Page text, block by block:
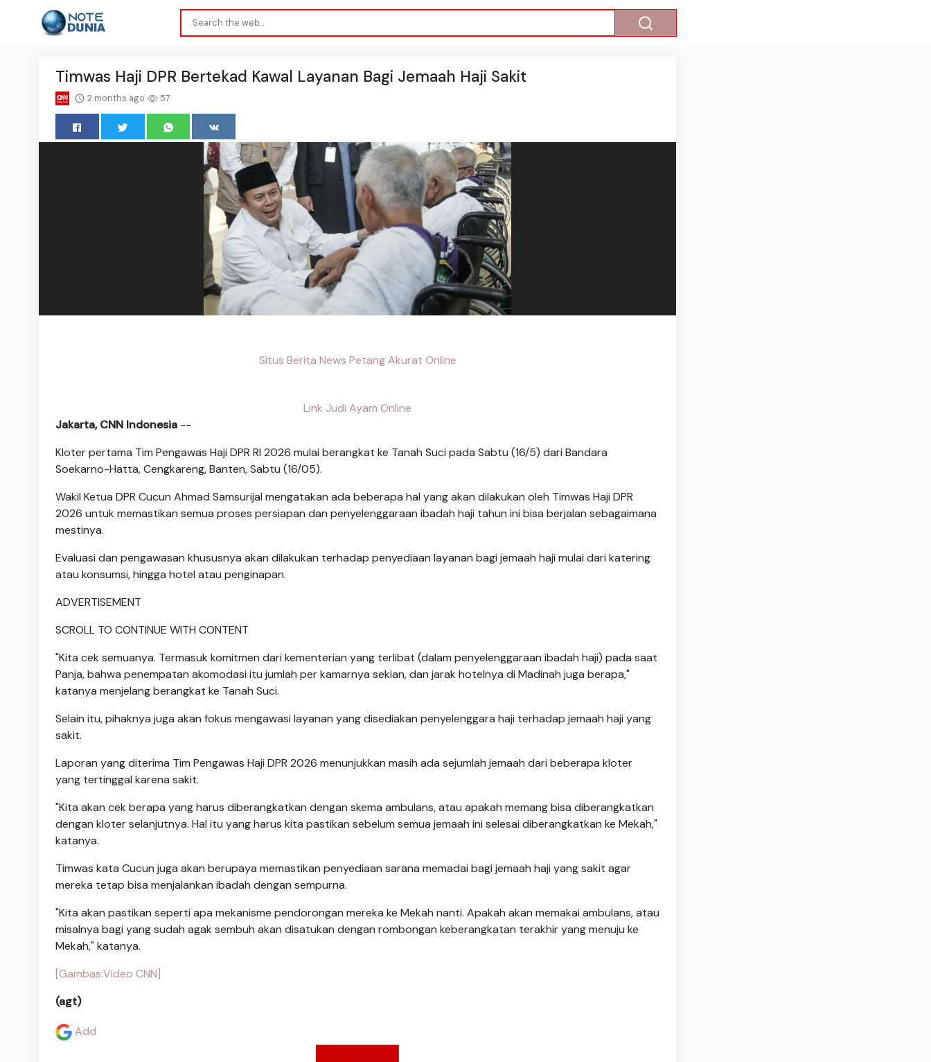
Timwas Haji DPR Bertekad Kawal Layanan Bagi Jemaah Haji Sakit
2 months ago 57
Situs Berita News Petang Akurat Online
Link Judi Ayam Online
Jakarta, CNN Indonesia --
Kloter pertama Tim Pengawas Haji DPR RI 2026 mulai berangkat ke Tanah Suci pada Sabtu (16/5) dari Bandara
Soekarno-Hatta, Cengkareng, Banten, Sabtu (16/05).
Wakil Ketua DPR Cucun Ahmad Samsurijal mengatakan ada beberapa hal yang akan dilakukan oleh Timwas Haji DPR
2026 untuk memastikan semua proses persiapan dan penyelenggaraan ibadah haji tahun ini bisa berjalan sebagaimana
mestinya.
Evaluasi dan pengawasan khususnya akan dilakukan terhadap penyediaan layanan bagi jemaah haji mulai dari katering
atau konsumsi, hingga hotel atau penginapan.
ADVERTISEMENT
SCROLL TO CONTINUE WITH CONTENT
"Kita cek semuanya. Termasuk komitmen dari kementerian yang terlibat (dalam penyelenggaraan ibadah haji) pada saat
Panja, bahwa penempatan akomodasi itu jumlah per kamarnya sekian, dan jarak hotelnya di Madinah juga berapa,"
katanya menjelang berangkat ke Tanah Suci.
Selain itu, pihaknya juga akan fokus mengawasi layanan yang disediakan penyelenggara haji terhadap jemaah haji yang
sakit.
Laporan yang diterima Tim Pengawas Haji DPR 2026 menunjukkan masih ada sejumlah jemaah dari beberapa kloter
yang tertinggal karena sakit.
"Kita akan cek berapa yang harus diberangkatkan dengan skema ambulans, atau apakah memang bisa diberangkatkan
dengan kloter selanjutnya. Hal itu yang harus kita pastikan sebelum semua jemaah ini selesai diberangkatkan ke Mekah,"
katanya.
Timwas kata Cucun juga akan berupaya memastikan penyediaan sarana memadai bagi jemaah haji yang sakit agar
mereka tetap bisa menjalankan ibadah dengan sempurna.
"Kita akan pastikan seperti apa mekanisme pendorongan mereka ke Mekah nanti. Apakah akan memakai ambulans, atau
misalnya bagi yang sudah agak sembuh akan disatukan dengan rombongan keberangkatan terakhir yang menuju ke
Mekah," katanya.
[Gambas:Video CNN]
(agt)
Add